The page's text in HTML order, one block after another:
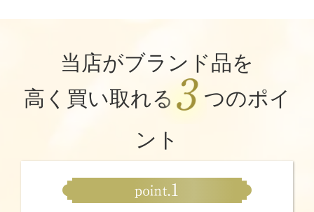
当店がブランド品を
高く買い取れる
つのポイ
ント